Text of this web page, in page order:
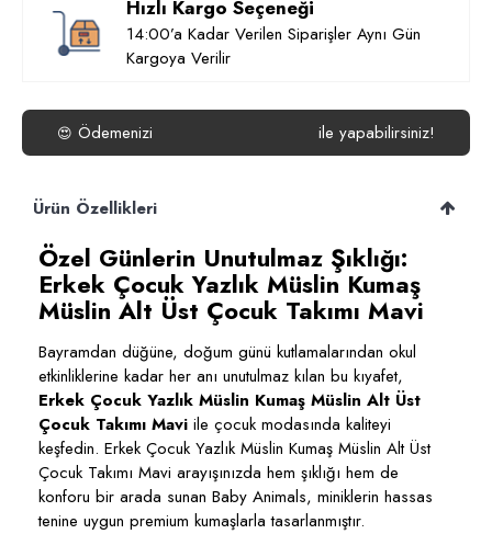
Hızlı Kargo Seçeneği
14:00’a Kadar Verilen Siparişler Aynı Gün
Kargoya Verilir
😍 Ödemenizi ile yapabilirsiniz!
Ürün Özellikleri
Özel Günlerin Unutulmaz Şıklığı:
Erkek Çocuk Yazlık Müslin Kumaş
Müslin Alt Üst Çocuk Takımı Mavi
Bayramdan düğüne, doğum günü kutlamalarından okul
etkinliklerine kadar her anı unutulmaz kılan bu kıyafet,
Erkek Çocuk Yazlık Müslin Kumaş Müslin Alt Üst
Çocuk Takımı Mavi ile çocuk modasında kaliteyi
keşfedin. Erkek Çocuk Yazlık Müslin Kumaş Müslin Alt Üst
Çocuk Takımı Mavi arayışınızda hem şıklığı hem de
konforu bir arada sunan Baby Animals, miniklerin hassas
tenine uygun premium kumaşlarla tasarlanmıştır.